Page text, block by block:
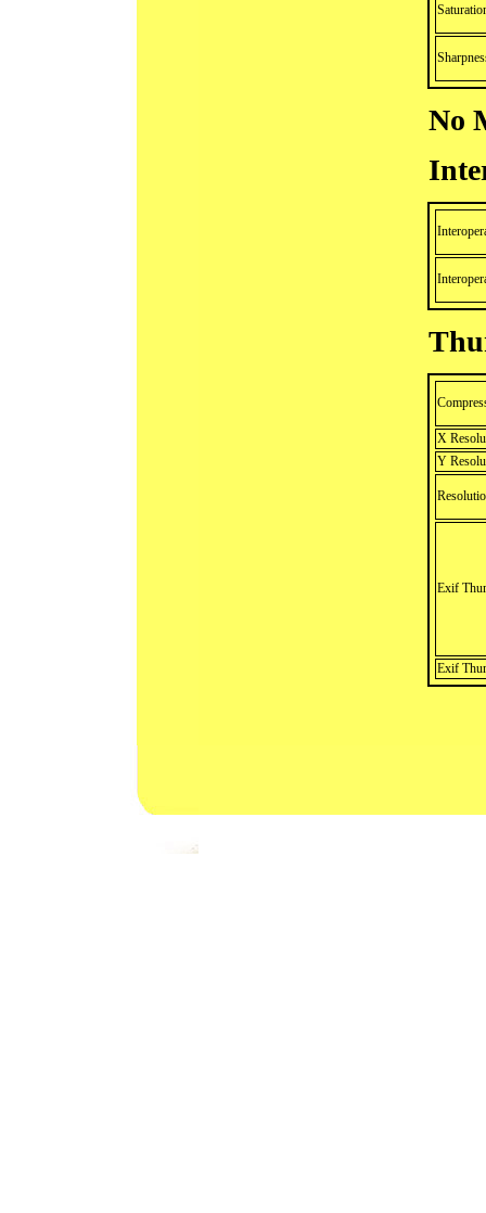
No
X
Y
Exif
Exif